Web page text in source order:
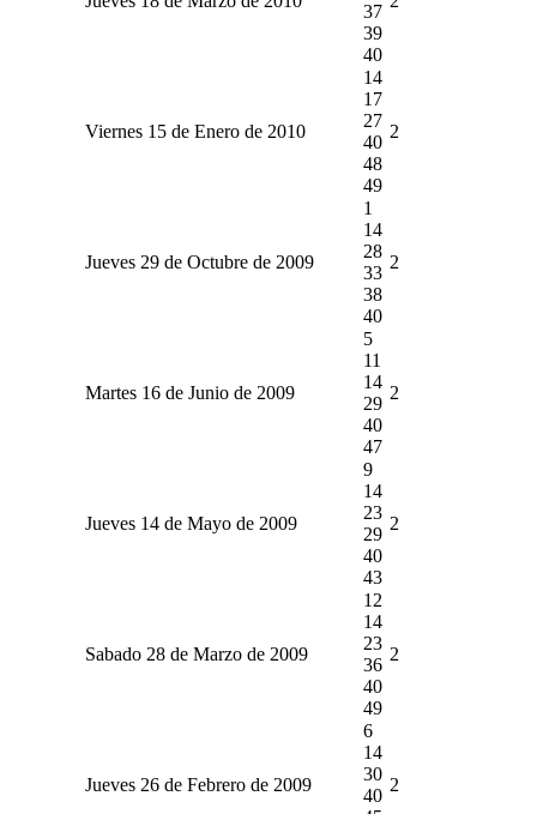
37
39
40
Viernes 15 de Enero de 2010
14
17
27
40
48
49
2
Jueves 29 de Octubre de 2009
1
14
28
33
38
40
2
Martes 16 de Junio de 2009
5
11
14
29
40
47
2
Jueves 14 de Mayo de 2009
9
14
23
29
40
43
2
Sabado 28 de Marzo de 2009
12
14
23
36
40
49
2
Jueves 26 de Febrero de 2009
6
14
30
40
2